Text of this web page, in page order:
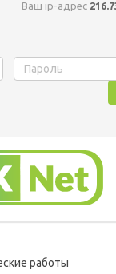
Ваш ip-адрес
работы